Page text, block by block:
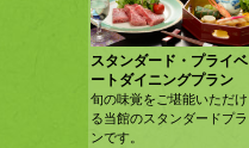
スタンダード・プライベ
ートダイニングプラン
旬の味覚をご堪能いただけ
る当館のスタンダードプラ
ンです。